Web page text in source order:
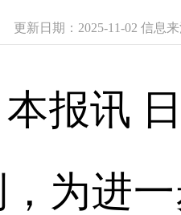
更新日期：2025-11-02 信息
讯 日
为进